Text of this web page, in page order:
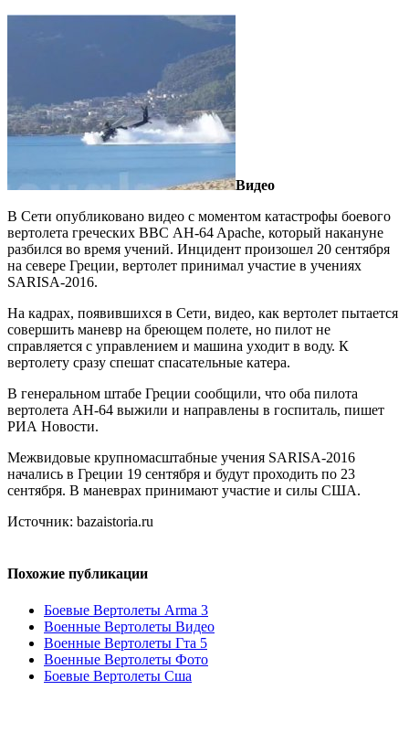
Видео
В Сети опубликовано видео с моментом катастрофы боевого
вертолета греческих ВВС AH-64 Apache, который накануне
разбился во время учений. Инцидент произошел 20 сентября
на севере Греции, вертолет принимал участие в учениях
SARISA-2016.
На кадрах, появившихся в Сети, видео, как вертолет пытается
совершить маневр на бреющем полете, но пилот не
справляется с управлением и машина уходит в воду. К
вертолету сразу спешат спасательные катера.
В генеральном штабе Греции сообщили, что оба пилота
вертолета AH-64 выжили и направлены в госпиталь, пишет
РИА Новости.
Межвидовые крупномасштабные учения SARISA-2016
начались в Греции 19 сентября и будут проходить по 23
сентября. В маневрах принимают участие и силы США.
Источник: bazaistoria.ru
Похожие публикации
Боевые Вертолеты Arma 3
Военные Вертолеты Видео
Военные Вертолеты Гта 5
Военные Вертолеты Фото
Боевые Вертолеты Сша